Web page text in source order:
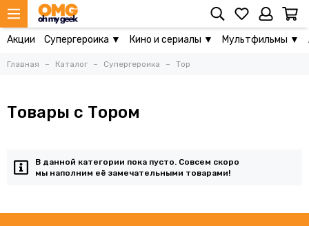
Акции Супергероика ▼ Кино и сериалы ▼ Мультфильмы ▼
Главная Каталог Супергероика Тор
Товары с Тором
В данной категории пока пусто. Совсем скоро
мы наполним её замечательными товарами!